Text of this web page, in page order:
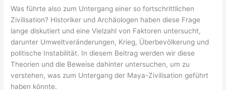
Was führte also zum Untergang einer so fortschrittlichen
Zivilisation? Historiker und Archäologen haben diese Frage
lange diskutiert und eine Vielzahl von Faktoren untersucht,
darunter Umweltveränderungen, Krieg, Überbevölkerung und
politische Instabilität. In diesem Beitrag werden wir diese
Theorien und die Beweise dahinter untersuchen, um zu
verstehen, was zum Untergang der Maya-Zivilisation geführt
haben könnte.